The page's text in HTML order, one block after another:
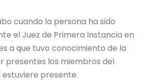
cuando la persona ha sido
el Juez de Primera Instancia en
a que tuvo conocimiento de la
presentes los miembros del
presente.